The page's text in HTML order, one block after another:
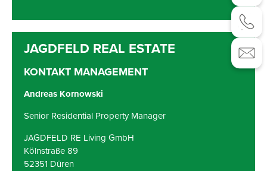
KONTAKT MANAGEMENT
Andreas Kornowski
Senior Residential Property Manager
JAGDFELD RE Living GmbH
Kölnstraße 89
52351 Düren